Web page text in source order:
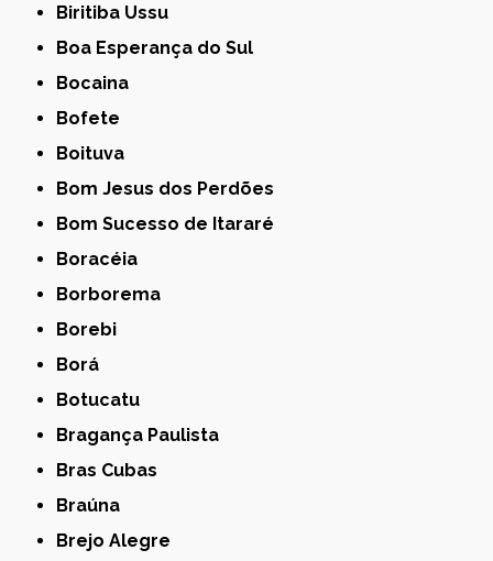
Biritiba Ussu
Boa Esperança do Sul
Bocaina
Bofete
Boituva
Bom Jesus dos Perdões
Bom Sucesso de Itararé
Boracéia
Borborema
Borebi
Borá
Botucatu
Bragança Paulista
Bras Cubas
Braúna
Brejo Alegre